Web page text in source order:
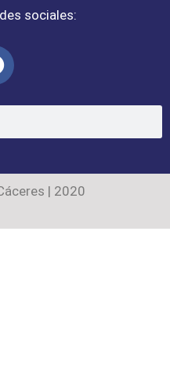
sociales:
| 2020